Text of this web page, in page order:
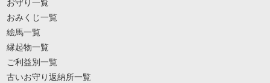
お守り一覧
おみくじ一覧
絵馬一覧
縁起物一覧
ご利益別一覧
古いお守り返納所一覧